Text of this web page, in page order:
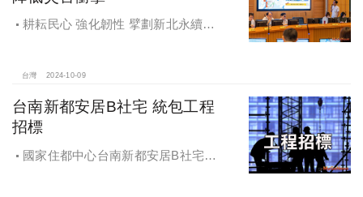
耕耘民心 強化韌性 擘劃新北永續宜
台灣 2024-10-09
台南新都安居B社宅 統包工程
招標
國家住都中心台南新都安居B社宅